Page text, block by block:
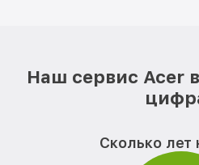
Наш сервис Acer
Сколько лет